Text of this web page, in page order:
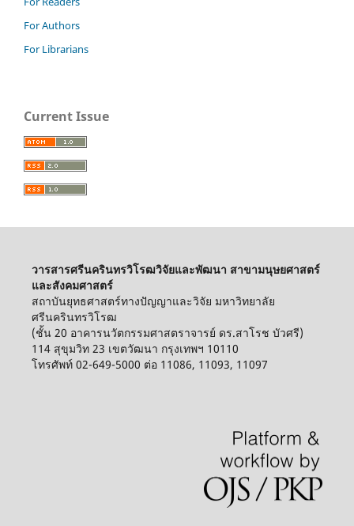
For Authors
For Librarians
Current Issue
วารสารศรีนครินทรวิโรฒวิจัยและพัฒนา สาขามนุษยศาสตร์
และสังคมศาสตร์
สถาบันยุทธศาสตร์ทางปัญญาและวิจัย มหาวิทยาลัย
ศรีนครินทรวิโรฒ
(ชั้น 20 อาคารนวัตกรรมศาสตราจารย์ ดร.สาโรช บัวศรี)
114 สุขุมวิท 23 เขตวัฒนา กรุงเทพฯ 10110
โทรศัพท์ 02-649-5000 ต่อ 11086, 11093, 11097